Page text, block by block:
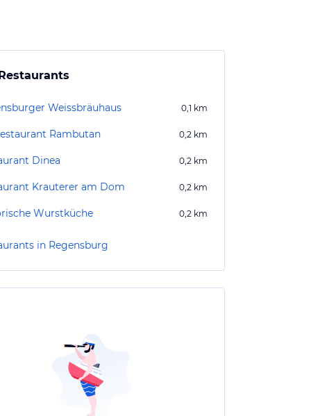
Weissbräuhaus 0,1 km
Rambutan 0,2 km
Dinea 0,2 km
Krauterer am Dom 0,2 km
Wurstküche 0,2 km
in Regensburg